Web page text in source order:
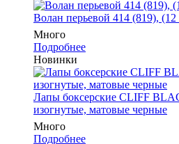
Волан перьевой 414 (819),
Много
Подробнее
Новинки
Лапы боксерские CLIFF
изогнутые, матовые черные
Много
Подробнее